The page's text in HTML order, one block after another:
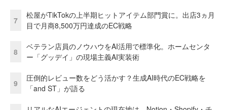
7
松屋がTikTokの上半期ヒットアイテム部門賞に。出店3ヵ月
目で月商8,500万円達成のEC戦略
8
ベテラン店員のノウハウをAI活用で標準化。ホームセンタ
ー「グッデイ」の現場主義AI実装術
9
圧倒的レビュー数をどう活かす？生成AI時代のEC戦略を
「and ST」が語る